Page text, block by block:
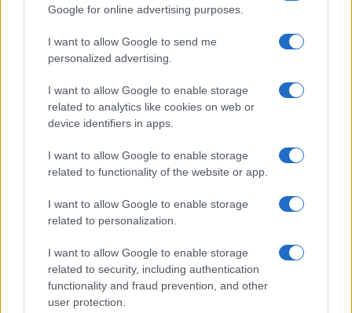
Google for online advertising purposes.
I want to allow Google to send me
personalized advertising.
I want to allow Google to enable storage
related to analytics like cookies on web or
device identifiers in apps.
I want to allow Google to enable storage
related to functionality of the website or app.
I want to allow Google to enable storage
related to personalization.
I want to allow Google to enable storage
related to security, including authentication
functionality and fraud prevention, and other
user protection.
Dolomiti Energia: utile semestrale a 100 milioni e investimenti
record nelle rinnovabili
Edoardo Vitali · 7 Ago 2026
FINANZA